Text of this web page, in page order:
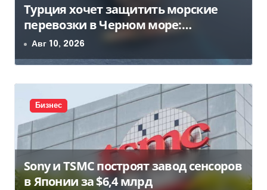
Турция хочет защитить морские
перевозки в Черном море:
предложение отправили в Россию
Авг 10, 2026
Бизнес
Sony и TSMC построят завод сенсоров
в Японии за $6,4 млрд